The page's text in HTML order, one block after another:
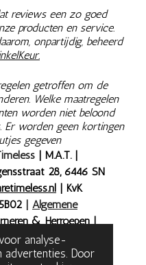
analyse-
Door
reviews een zo goed
producten en service.
onpartijdig, beheerd
getroffen om de
Welke maatregelen
worden niet beloond
Er worden geen kortingen
gegeven
| M.A.T. |
28, 6446 SN
| KvK
| Algemene
& Herroepen|
zijn inclusief 9% of